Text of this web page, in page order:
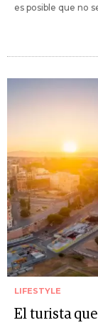
es posible que no
LIFESTYLE
El turista